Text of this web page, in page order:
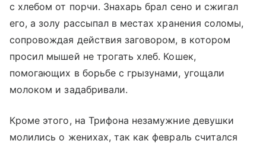
с хлебом от порчи. Знахарь брал сено и сжигал
его, а золу рассыпал в местах хранения соломы,
сопровождая действия заговором, в котором
просил мышей не трогать хлеб. Кошек,
помогающих в борьбе с грызунами, угощали
молоком и задабривали.
Кроме этого, на Трифона незамужние девушки
молились о женихах, так как февраль считался